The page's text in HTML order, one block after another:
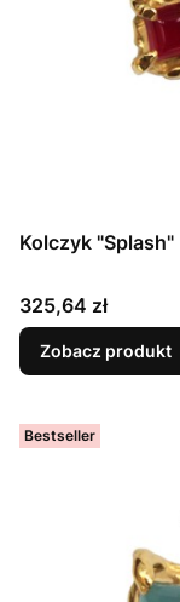
Kolczyk
Cena
325,64 zł
Zobacz produkt
Bestseller